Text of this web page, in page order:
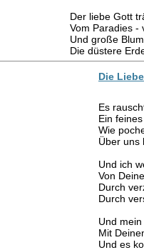
Der liebe Gott
Vom Paradies -
Und große
Die düstere
Die Liebe
Es
Ein
Wie
Über uns
Und ich
Von
Durch
Durch
Und
Mit
Und es